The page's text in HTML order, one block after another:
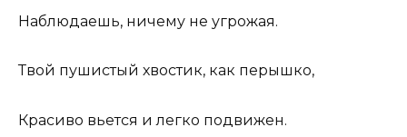
Наблюдаешь, ничему не угрожая.
Твой пушистый хвостик, как перышко,
Красиво вьется и легко подвижен.